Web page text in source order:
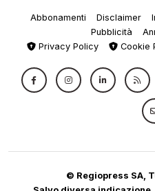
Abbonamenti Disclaimer
Pubblicità
Privacy Policy
Cookie
© Regiopress SA,